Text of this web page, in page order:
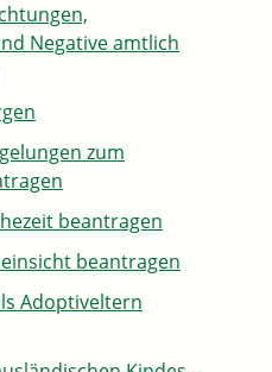
Negative amtlich
zum
beantragen
beantragen
Adoptiveltern